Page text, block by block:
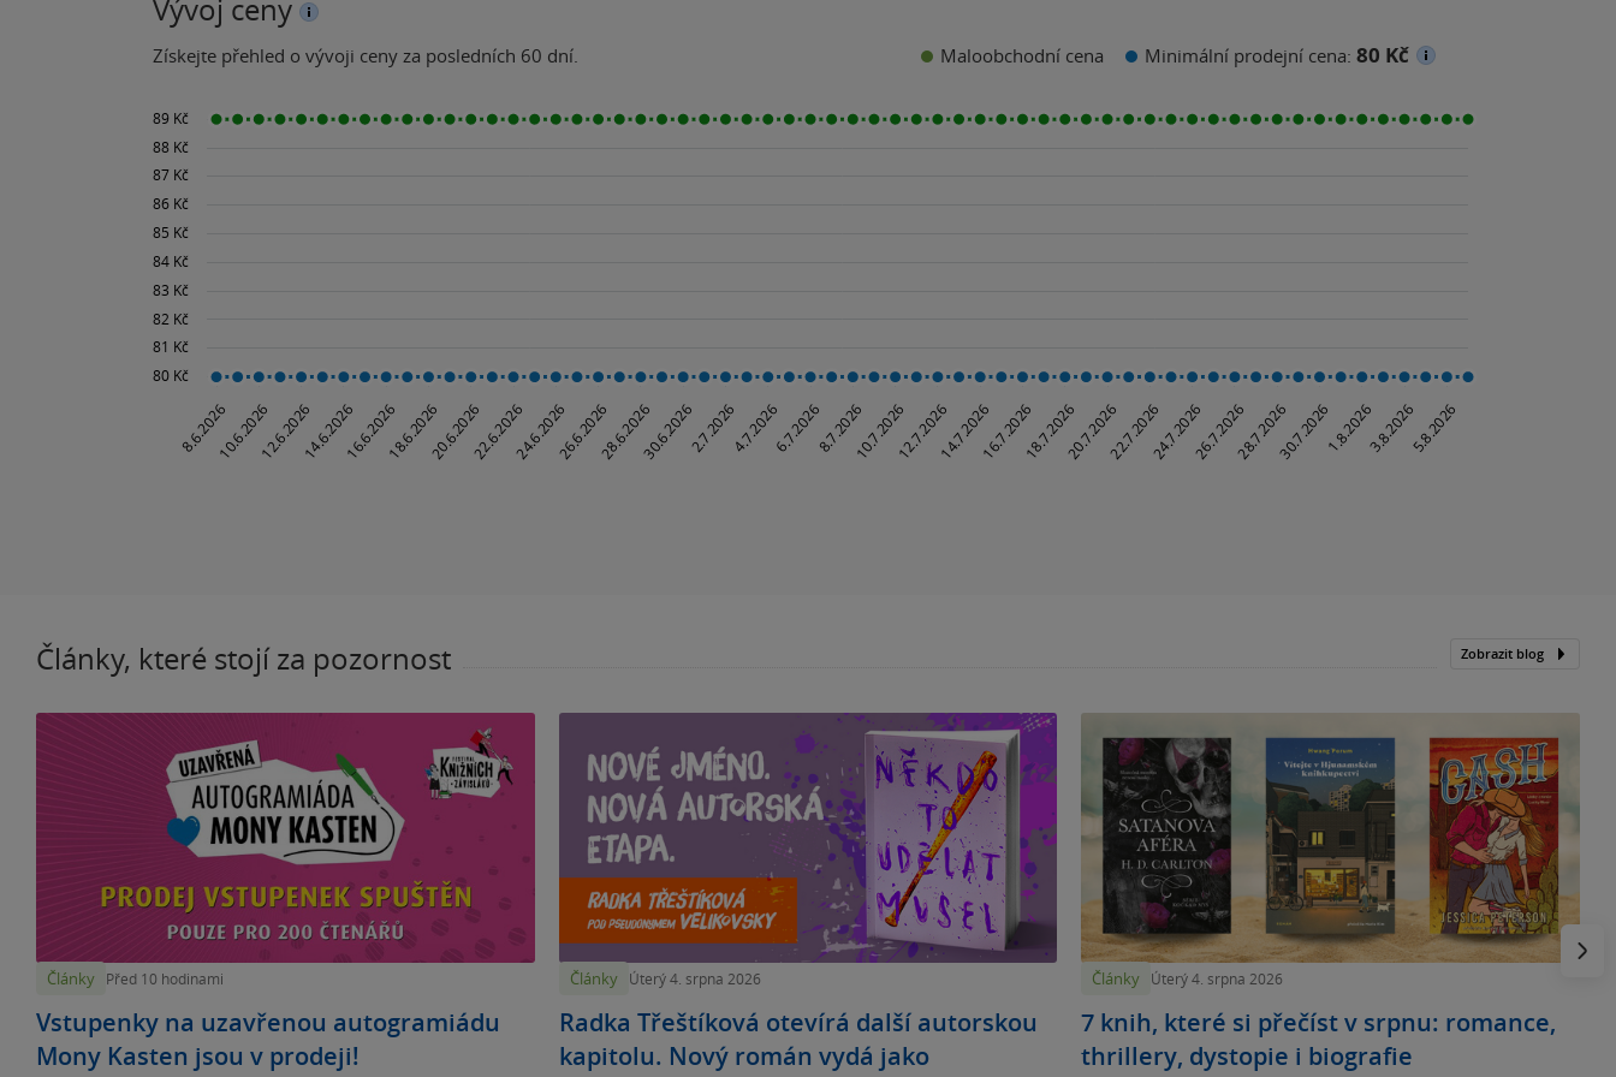
Vývoj ceny
Získejte přehled o vývoji ceny za posledních 60 dní. Maloobchodní cena Minimální prodejní cena: 80 Kč
Články, které stojí za pozornost Zobrazit blog
Články Před 10 hodinami
Vstupenky na uzavřenou autogramiádu
Mony Kasten jsou v prodeji!
Články Úterý 4. srpna 2026
Radka Třeštíková otevírá další autorskou
kapitolu. Nový román vydá jako
Články Úterý 4. srpna 2026
7 knih, které si přečíst v srpnu: romance,
thrillery, dystopie i biografie